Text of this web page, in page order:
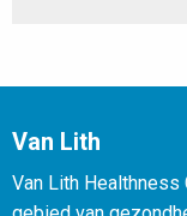
Van Lith
Van Lith